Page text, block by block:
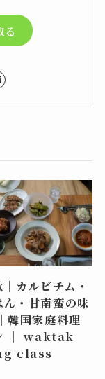
カルビチム・
・甘南蛮の味
韓国家庭料理
｜ waktak
class